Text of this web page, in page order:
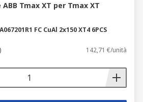
Tmax XT per Tmax XT
FC CuAl 2x150 XT4 6PCS
142,71 €/unità